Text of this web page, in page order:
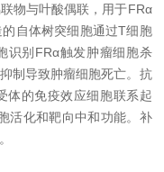
物与叶酸偶联，用于FRα
自体树突细胞通过T细胞
识别FRα触发肿瘤细胞杀
制导致肿瘤细胞死亡。抗
体的免疫效应细胞联系起
活化和靶向中和功能。补